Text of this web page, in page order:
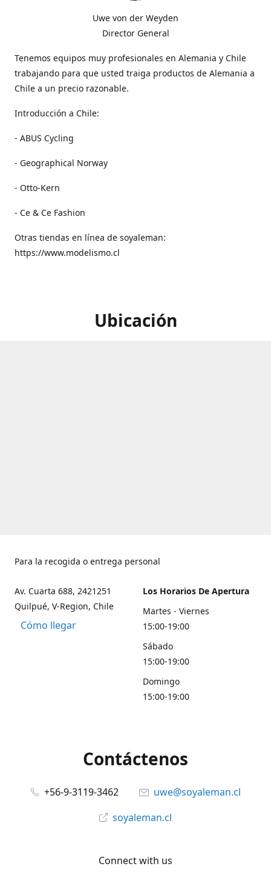
Uwe von der Weyden
Director General
Tenemos equipos muy profesionales en Alemania y Chile
trabajando para que usted traiga productos de Alemania a
Chile a un precio razonable.
Introducción a Chile:
- ABUS Cycling
- Geographical Norway
- Otto-Kern
- Ce & Ce Fashion
Otras tiendas en línea de soyaleman:
https://www.modelismo.cl
Ubicación
Para la recogida o entrega personal
Av. Cuarta 688, 2421251
Quilpué, V-Region, Chile
Cómo llegar
Los Horarios De Apertura
Martes - Viernes
15:00-19:00
Sábado
15:00-19:00
Domingo
15:00-19:00
Contáctenos
+56-9-3119-3462
uwe@soyaleman.cl
soyaleman.cl
Connect with us